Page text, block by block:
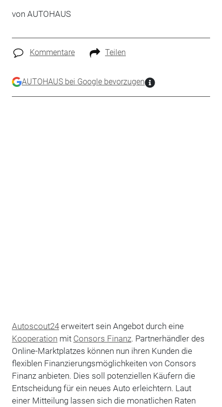
von AUTOHAUS
Kommentare Teilen
AUTOHAUS bei Google bevorzugen
Autoscout24erweitert sein Angebot durch eine
Kooperation mit Consors Finanz. Partnerhändler des
Online-Marktplatzes können nun ihren Kunden die
flexiblen Finanzierungsmöglichkeiten von Consors
Finanz anbieten. Dies soll potenziellen Käufern die
Entscheidung für ein neues Auto erleichtern. Laut
einer Mitteilung lassen sich die monatlichen Raten